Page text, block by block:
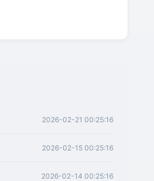
2026-02-21 00:25:16
2026-02-15 00:25:16
2026-02-14 00:25:16